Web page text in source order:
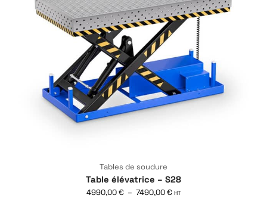
Tables de soudure
Table élévatrice – S28
4990,00€ – 7490,00€ HT